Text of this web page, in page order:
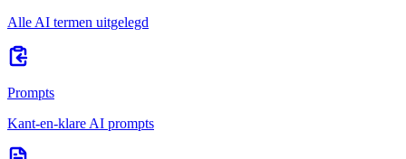
Alle AI termen uitgelegd
Prompts
Kant-en-klare AI prompts